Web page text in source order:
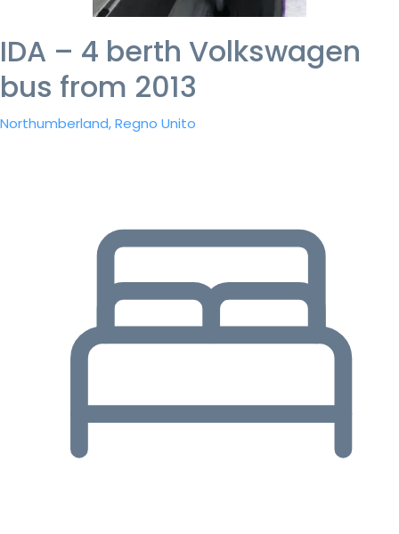
IDA – 4 berth Volkswagen
bus from 2013
Northumberland, Regno Unito